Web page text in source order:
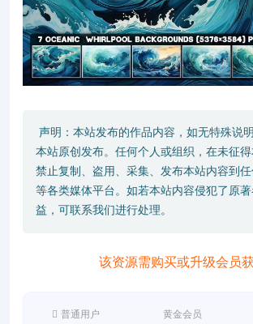
声明：本站发布的作品内容，如无特殊说
本站原创发布。任何个人或组织，在未征得
禁止复制、盗用、采集、发布本站内容到
等各类媒体平台。如若本站内容侵犯了原
益，可联系我们进行处理。
该资源需购买或升级会员
普通用户 黄金会员